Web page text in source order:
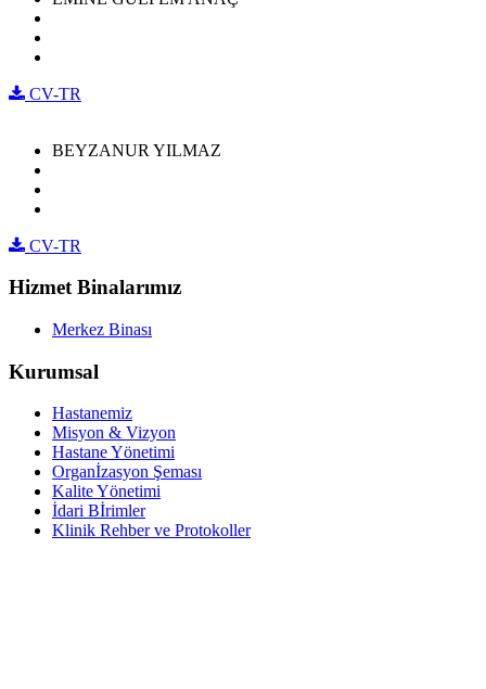
CV-TR
BEYZANUR YILMAZ
CV-TR
Hizmet Binalarımız
Merkez Binası
Kurumsal
Hastanemiz
Misyon & Vizyon
Hastane Yönetimi
Organİzasyon Şeması
Kalite Yönetimi
İdari Bİrimler
Klinik Rehber ve Protokoller